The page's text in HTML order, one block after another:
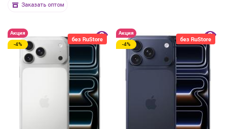
Заказать оптом
без RuStore
Акция
-4%
без RuStore
Акция
-4%